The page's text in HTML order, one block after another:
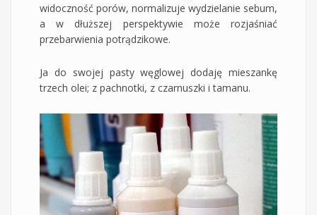
widoczność porów, normalizuje wydzielanie sebum,
a w dłuższej perspektywie może rozjaśniać
przebarwienia potrądzikowe.
Ja do swojej pasty węglowej dodaję mieszankę
trzech olei; z pachnotki, z czarnuszki i tamanu.